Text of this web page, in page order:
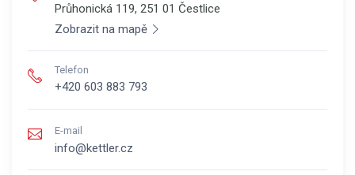
Průhonická 119, 251 01 Čestlice
Zobrazit na mapě
Telefon
+420 603 883 793
E-mail
info@kettler.cz